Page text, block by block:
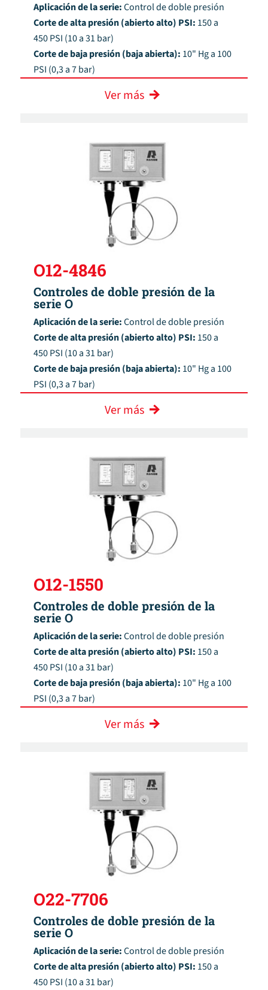
Aplicación de la serie:Control de doble presión
Corte de alta presión (abierto alto) PSI: 150 a
450 PSI (10 a 31 bar)
Corte de baja presión (baja abierta): 10" Hg a 100
PSI (0,3 a 7 bar)
Ver más
O12-4846
Controles de doble presión de la
serie O
Aplicación de la serie:Control de doble presión
Corte de alta presión (abierto alto) PSI: 150 a
450 PSI (10 a 31 bar)
Corte de baja presión (baja abierta): 10" Hg a 100
PSI (0,3 a 7 bar)
Ver más
O12-1550
Controles de doble presión de la
serie O
Aplicación de la serie:Control de doble presión
Corte de alta presión (abierto alto) PSI: 150 a
450 PSI (10 a 31 bar)
Corte de baja presión (baja abierta): 10" Hg a 100
PSI (0,3 a 7 bar)
Ver más
O22-7706
Controles de doble presión de la
serie O
Aplicación de la serie:Control de doble presión
Corte de alta presión (abierto alto) PSI: 150 a
450 PSI (10 a 31 bar)